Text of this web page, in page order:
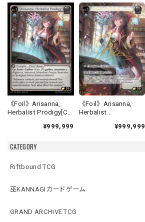
CATEGORY
Riftbound TCG
巫KANNAGIカードゲーム
GRAND ARCHIVE TCG
《Foil》Arisanna,
Herbalist Prodigy[C]
¥999,999
《Foil》Arisanna,
Herbalist
¥999,999